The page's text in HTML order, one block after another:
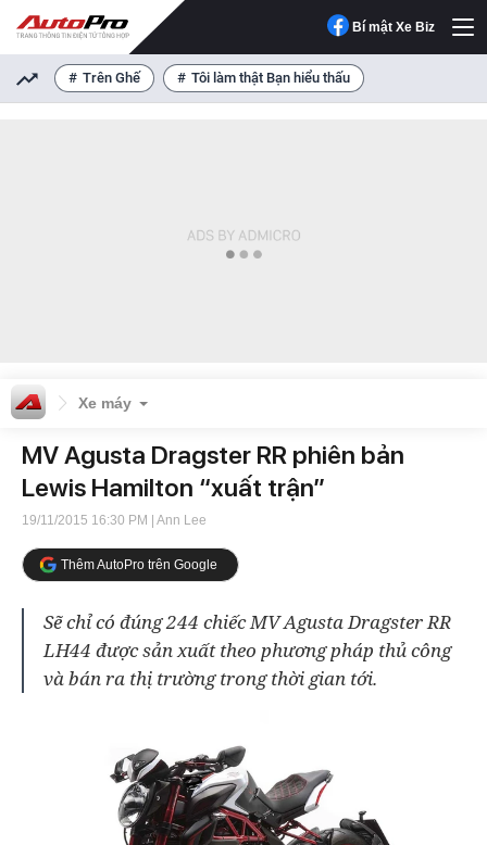
Bí mật Xe Biz
Trên Ghế Tôi làm thật Bạn hiểu thấu
Xe máy
MV Agusta Dragster RR phiên bản
Lewis Hamilton “xuất trận”
19/11/2015 16:30 PM | Ann Lee
Thêm AutoPro trên Google
Sẽ chỉ có đúng 244 chiếc MV Agusta Dragster RR
LH44 được sản xuất theo phương pháp thủ công
và bán ra thị trường trong thời gian tới.